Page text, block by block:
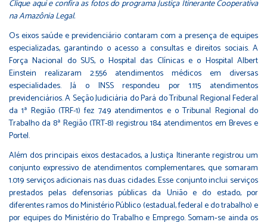
Clique aqui e confira as fotos do programa Justiça Itinerante Cooperativa
na Amazônia Legal.
Os eixos saúde e previdenciário contaram com a presença de equipes
especializadas, garantindo o acesso a consultas e direitos sociais. A
Força Nacional do SUS, o Hospital das Clínicas e o Hospital Albert
Einstein realizaram 2.556 atendimentos médicos em diversas
especialidades. Já o INSS respondeu por 1.115 atendimentos
previdenciários. A Seção Judiciária do Pará do Tribunal Regional Federal
da 1ª Região (TRF-1) fez 749 atendimentos e o Tribunal Regional do
Trabalho da 8ª Região (TRT-8) registrou 184 atendimentos em Breves e
Portel.
Além dos principais eixos destacados, a Justiça Itinerante registrou um
conjunto expressivo de atendimentos complementares, que somaram
1.019 serviços adicionais nas duas cidades. Esse conjunto inclui serviços
prestados pelas defensorias públicas da União e do estado, por
diferentes ramos do Ministério Público (estadual, federal e do trabalho) e
por equipes do Ministério do Trabalho e Emprego. Somam‑se ainda os